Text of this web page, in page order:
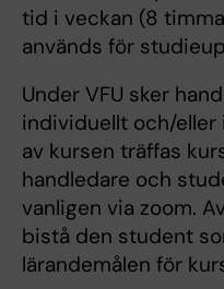
tid i veckan (8
används för
Under VFU sker
individuellt och/eller
av kursen träffas
handledare och
vanligen via zoom.
bistå den student
lärandemålen för